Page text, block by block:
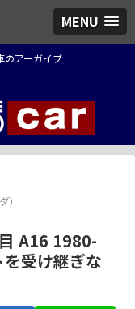
MENU
のアーガイブ
)
A16 1980-
受け継ぎな